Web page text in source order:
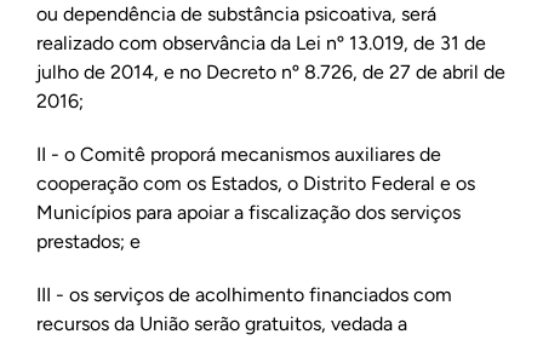
ou dependência de substância psicoativa, será
realizado com observância da Lei nº 13.019, de 31 de
julho de 2014, e no Decreto nº 8.726, de 27 de abril de
2016;
II - o Comitê proporá mecanismos auxiliares de
cooperação com os Estados, o Distrito Federal e os
Municípios para apoiar a fiscalização dos serviços
prestados; e
III - os serviços de acolhimento financiados com
recursos da União serão gratuitos, vedada a